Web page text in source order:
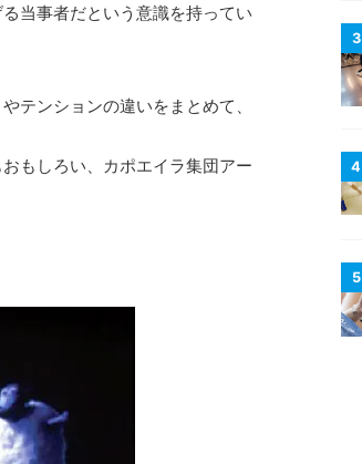
当事者だという意識を持ってい
テンションの違いをまとめて、
もしろい、カポエイラ集団アー
3
4
5